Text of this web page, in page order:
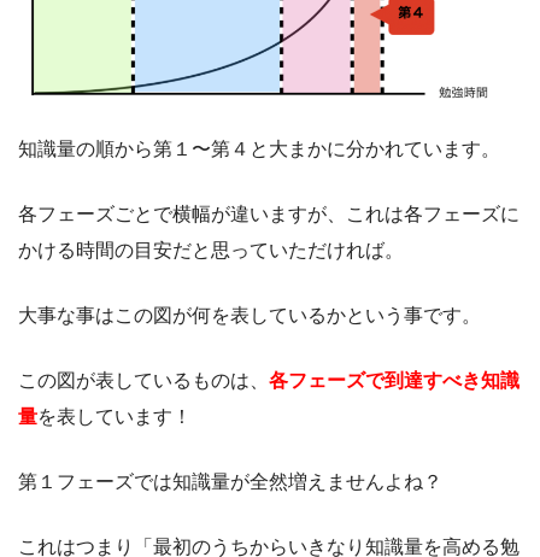
知識量の順から第１〜第４と大まかに分かれています。
各フェーズごとで横幅が違いますが、これは各フェーズに
かける時間の目安だと思っていただければ。
大事な事はこの図が何を表しているかという事です。
この図が表しているものは、 各フェーズで到達すべき知識
量を表しています！
第１フェーズでは知識量が全然増えませんよね？
これはつまり「最初のうちからいきなり知識量を高める勉